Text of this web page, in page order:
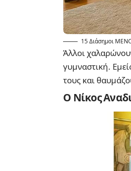
15 Διάσημοι
Άλλοι
γυμναστική.
τους και
Ο Νίκος